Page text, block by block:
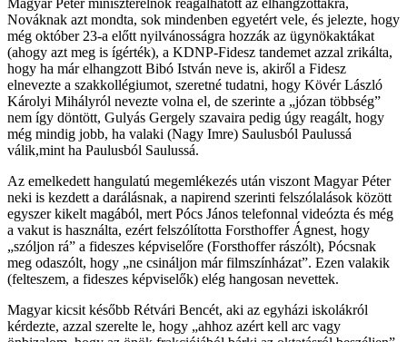
Nováknak azt mondta, sok mindenben egyetért vele, és jelezte, hogy
még október 23-a előtt nyilvánosságra hozzák az ügynökaktákat
(ahogy azt meg is ígérték), a KDNP-Fidesz tandemet azzal zrikálta,
hogy ha már elhangzott Bibó István neve is, akiről a Fidesz
elnevezte a szakkollégiumot, szeretné tudatni, hogy Kövér László
Károlyi Mihályról nevezte volna el, de szerinte a „józan többség”
nem így döntött, Gulyás Gergely szavaira pedig úgy reagált, hogy
még mindig jobb, ha valaki (Nagy Imre) Saulusból Paulussá
válik,mint ha Paulusból Saulussá.
Az emelkedett hangulatú megemlékezés után viszont Magyar Péter
neki is kezdett a darálásnak, a napirend szerinti felszólalások között
egyszer kikelt magából, mert Pócs János telefonnal videózta és még
a vakut is használta, ezért felszólította Forsthoffer Ágnest, hogy
„szóljon rá” a fideszes képviselőre (Forsthoffer rászólt), Pócsnak
meg odaszólt, hogy „ne csináljon már filmszínházat”. Ezen valakik
(felteszem, a fideszes képviselők) elég hangosan nevettek.
Magyar kicsit később Rétvári Bencét, aki az egyházi iskolákról
kérdezte, azzal szerelte le, hogy „ahhoz azért kell arc vagy